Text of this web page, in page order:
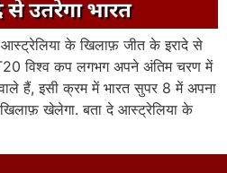
के खिलाफ़ जीत के इरादे से
विश्व कप लगभग अपने अंतिम चरण में
हैं, इसी क्रम में भारत सुपर 8 में अपना
खेलेगा. बता दे आस्ट्रेलिया के